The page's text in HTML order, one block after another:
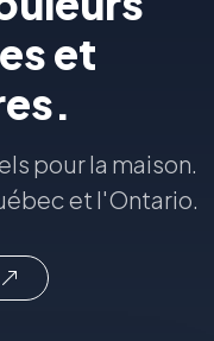
et
pour la maison.
et l'Ontario.